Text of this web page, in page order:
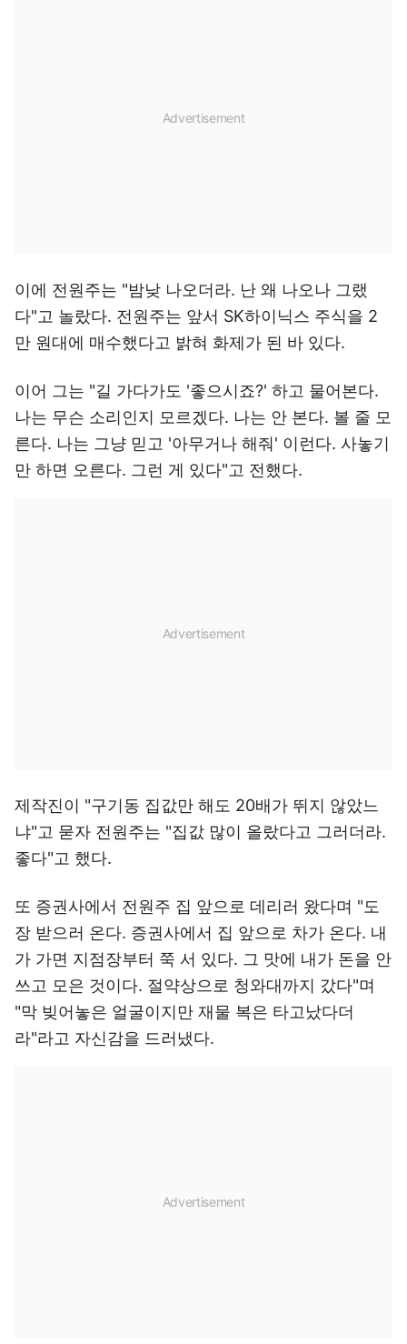
이에 전원주는 "밤낮 나오더라. 난 왜 나오나 그랬
다"고 놀랐다. 전원주는 앞서 SK하이닉스 주식을 2
만 원대에 매수했다고 밝혀 화제가 된 바 있다.
이어 그는 "길 가다가도 '좋으시죠?' 하고 물어본다.
나는 무슨 소리인지 모르겠다. 나는 안 본다. 볼 줄 모
른다. 나는 그냥 믿고 '아무거나 해줘' 이런다. 사놓기
만 하면 오른다. 그런 게 있다"고 전했다.
제작진이 "구기동 집값만 해도 20배가 뛰지 않았느
냐"고 묻자 전원주는 "집값 많이 올랐다고 그러더라.
좋다"고 했다.
또 증권사에서 전원주 집 앞으로 데리러 왔다며 "도
장 받으러 온다. 증권사에서 집 앞으로 차가 온다. 내
가 가면 지점장부터 쭉 서 있다. 그 맛에 내가 돈을 안
쓰고 모은 것이다. 절약상으로 청와대까지 갔다"며
"막 빚어놓은 얼굴이지만 재물 복은 타고났다더
라"라고 자신감을 드러냈다.